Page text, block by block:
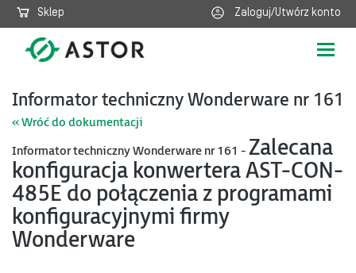
Sklep Zaloguj/Utwórz konto
Informator techniczny Wonderware nr 161
« Wróć do dokumentacji
Informator techniczny Wonderware nr 161 - Zalecana
konfiguracja konwertera AST-CON-
485E do połączenia z programami
konfiguracyjnymi firmy
Wonderware